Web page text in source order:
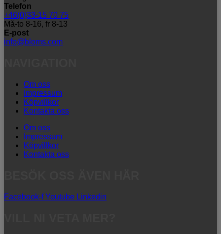
Telefon
+46(0)33-15 70 75
Må-to 8-16, fr 8-13
E-post
info@bloms.com
Om oss
Impressum
Köpvillkor
Kontakta oss
Om oss
Impressum
Köpvillkor
Kontakta oss
Facebook-f Youtube Linkedin